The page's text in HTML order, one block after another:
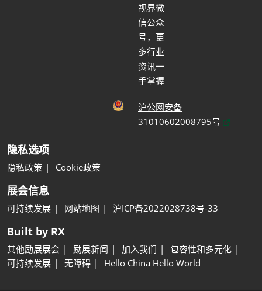
视界微
信公众
号，更
多行业
资讯一
手掌握
沪公网安备
31010602008795号
隐私选项
隐私政策 Cookie政策
展会信息
可持续发展 网站地图 沪ICP备2022028738号-33
Built by RX
其他励展展会 励展新闻 加入我们
包容性和多元化
可持续发展
无障碍 Hello China Hello World